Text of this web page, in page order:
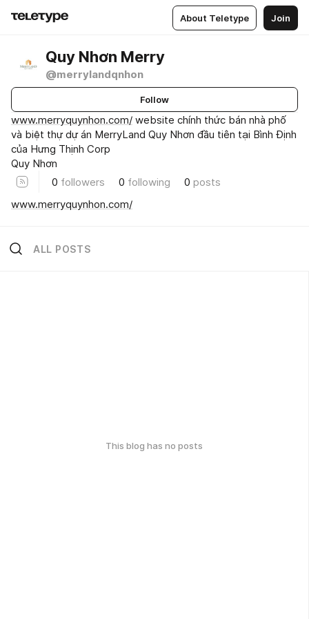
About Teletype Join
Quy Nhơn Merry
@merrylandqnhon
Follow
www.merryquynhon.com/ website chính thức bán nhà phố
và biệt thự dự án MerryLand Quy Nhơn đầu tiên tại Bình Định
của Hưng Thịnh Corp
Quy Nhơn
0 followers 0 following 0 posts
www.merryquynhon.com/
ALL POSTS
This blog has no posts